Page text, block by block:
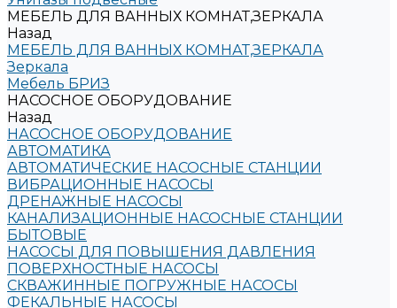
МЕБЕЛЬ ДЛЯ ВАННЫХ КОМНАТ,ЗЕРКАЛА
Назад
МЕБЕЛЬ ДЛЯ ВАННЫХ КОМНАТ,ЗЕРКАЛА
Зеркала
Мебель БРИЗ
НАСОСНОЕ ОБОРУДОВАНИЕ
Назад
НАСОСНОЕ ОБОРУДОВАНИЕ
АВТОМАТИКА
АВТОМАТИЧЕСКИЕ НАСОСНЫЕ СТАНЦИИ
ВИБРАЦИОННЫЕ НАСОСЫ
ДРЕНАЖНЫЕ НАСОСЫ
КАНАЛИЗАЦИОННЫЕ НАСОСНЫЕ СТАНЦИИ
БЫТОВЫЕ
НАСОСЫ ДЛЯ ПОВЫШЕНИЯ ДАВЛЕНИЯ
ПОВЕРХНОСТНЫЕ НАСОСЫ
СКВАЖИННЫЕ ПОГРУЖНЫЕ НАСОСЫ
ФЕКАЛЬНЫЕ НАСОСЫ